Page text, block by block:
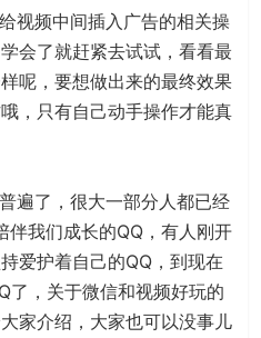
频中间插入广告的相关操
会了就赶紧去试试，看看最
呢，要想做出来的最终效果
，只有自己动手操作才能真
了，很大一部分人都已经
伴我们成长的QQ，有人刚开
爱护着自己的QQ，到现在
了，关于微信和视频好玩的
家介绍，大家也可以没事儿